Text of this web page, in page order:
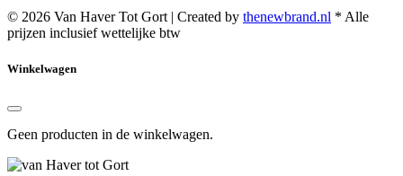
© 2026 Van Haver Tot Gort | Created by thenewbrand.nl * Alle
prijzen inclusief wettelijke btw
Winkelwagen
Geen producten in de winkelwagen.